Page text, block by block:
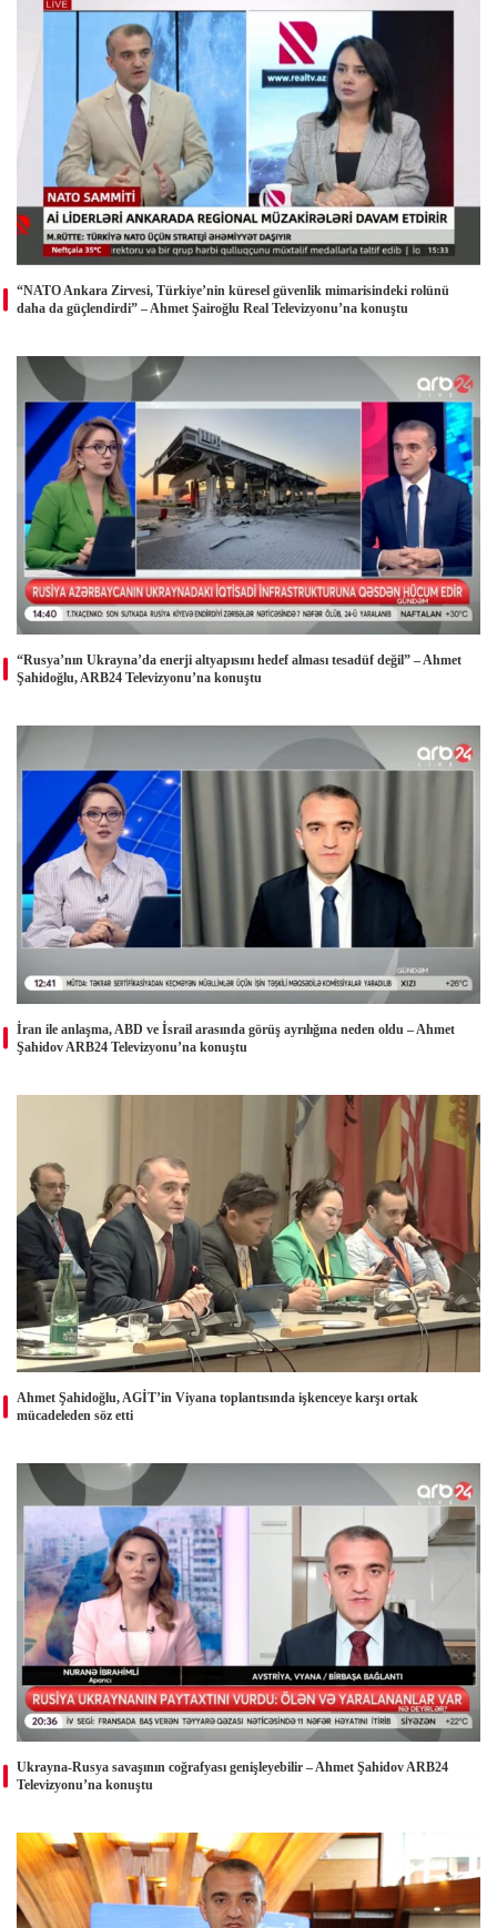
“NATO Ankara Zirvesi, Türkiye’nin küresel güvenlik mimarisindeki rolünü
daha da güçlendirdi” – Ahmet Şairoğlu Real Televizyonu’na konuştu
“Rusya’nın Ukrayna’da enerji altyapısını hedef alması tesadüf değil” – Ahmet
Şahidoğlu, ARB24 Televizyonu’na konuştu
İran ile anlaşma, ABD ve İsrail arasında görüş ayrılığına neden oldu – Ahmet
Şahidov ARB24 Televizyonu’na konuştu
Ahmet Şahidoğlu, AGİT’in Viyana toplantısında işkenceye karşı ortak
mücadeleden söz etti
Ukrayna-Rusya savaşının coğrafyası genişleyebilir – Ahmet Şahidov ARB24
Televizyonu’na konuştu